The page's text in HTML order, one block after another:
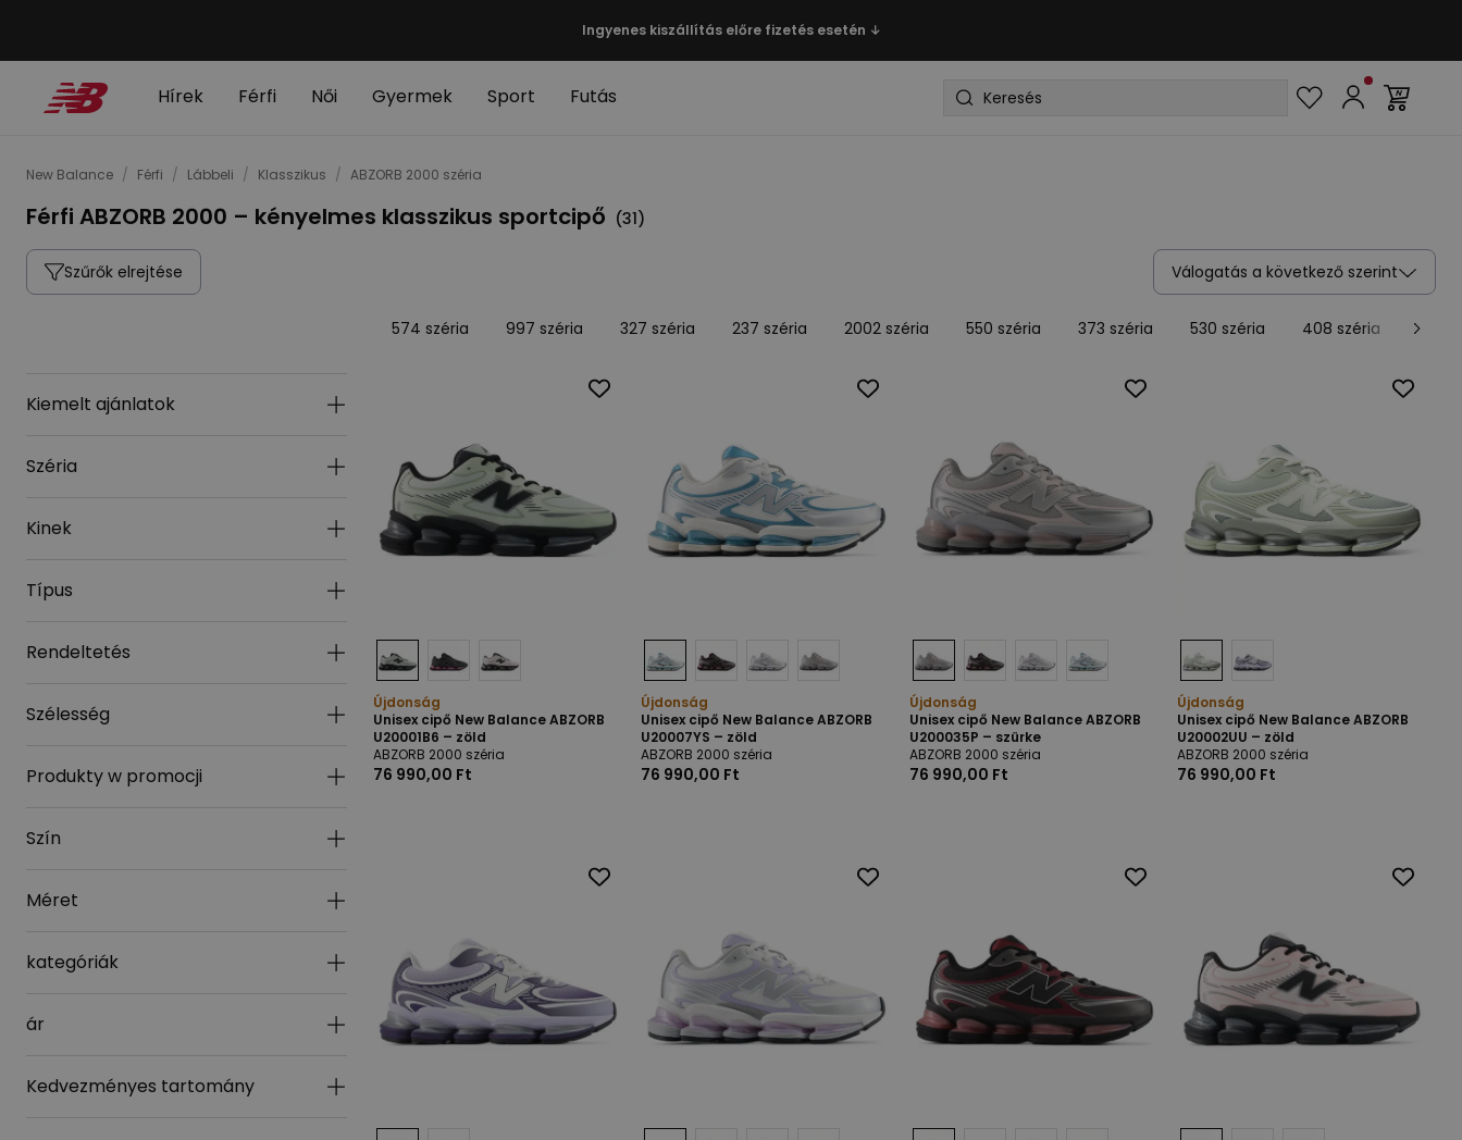
Ingyenes kiszállítás előre fizetés esetén ↓
Hírek Férfi Női Gyermek Sport Futás
New Balance / Férfi / Lábbeli / Klasszikus / ABZORB 2000 széria
Férfi ABZORB 2000 – kényelmes klasszikus sportcipő (31)
Szűrők elrejtése Válogatás a következő szerint
Kiemelt ajánlatok
Széria
Kinek
Típus
Rendeltetés
Szélesség
Produkty w promocji
Szín
Méret
kategóriák
ár
Kedvezményes tartomány
574 széria 997 széria 327 széria 237 széria 2002 széria 550 széria 373 széria 530 széria 408 széria 480
Újdonság
Unisex cipő New Balance ABZORB
U20001B6 – zöld
ABZORB 2000 széria
76 990,00 Ft
Újdonság
Unisex cipő New Balance ABZORB
U20007YS – zöld
ABZORB 2000 széria
76 990,00 Ft
Újdonság
Unisex cipő New Balance ABZORB
U200035P – szürke
ABZORB 2000 széria
76 990,00 Ft
Újdonság
Unisex cipő New Balance ABZORB
U20002UU – zöld
ABZORB 2000 széria
76 990,00 Ft